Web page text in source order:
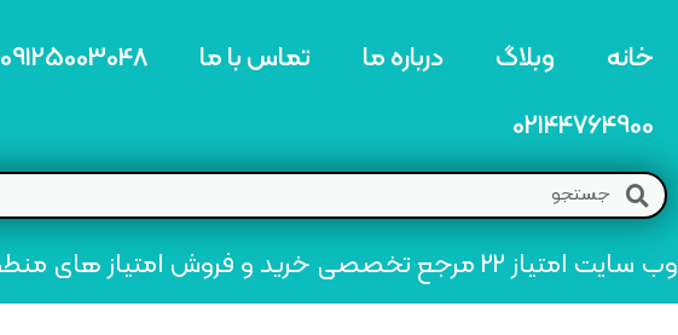
خانه وبلاگ درباره ما تماس با ما
09125003048
02144764900
وب سایت امتیاز 22 مرجع تخصصی خرید و فروش امتیاز های منطقه22